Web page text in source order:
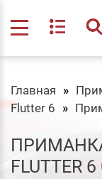
Главная
Flutter 6
FLUTTER